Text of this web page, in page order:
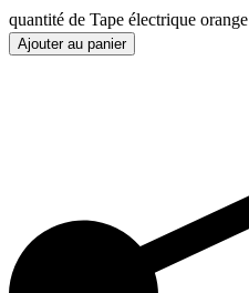
quantité de Tape électrique orange
Ajouter au panier